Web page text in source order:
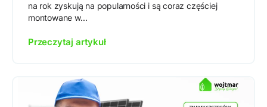
na rok zyskują na popularności i są coraz częściej
montowane w...
Przeczytaj artykuł